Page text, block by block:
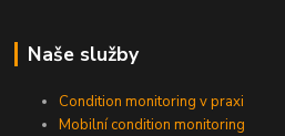
Naše služby
Condition monitoring v praxi
Mobilní condition monitoring